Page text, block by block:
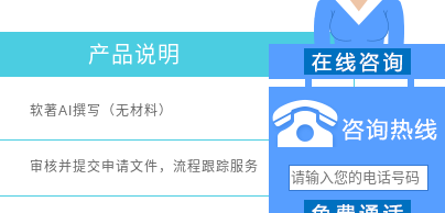
产品说明
软著AI撰写（无材料）
审核并提交申请文件，流程跟踪服务